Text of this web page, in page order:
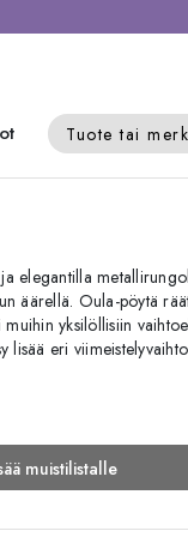
Tuote tai
elegantilla
äärellä. Oula-pöytä
yksilöllisiin
lisää eri
muistilistalle